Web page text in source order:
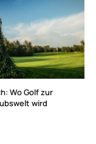
Wo Golf zur
wird